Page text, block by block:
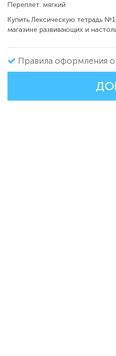
Переплет: мягкий
КупитьЛексическую тетрадь
магазине развивающих и
Правила оформления